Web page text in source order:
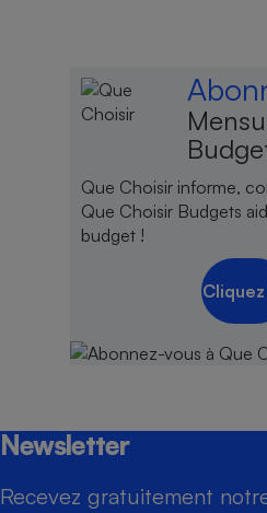
Que Choisir informe,
Que Choisir Budgets
budget !
Newsletter
Recevez gratuitement